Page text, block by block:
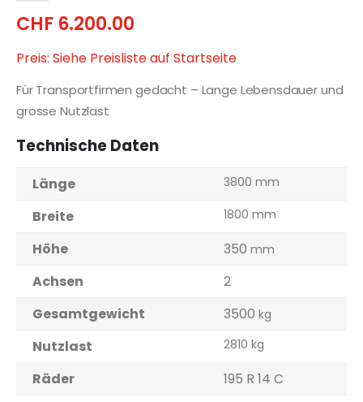
CHF 6.200.00
Preis: Siehe Preisliste auf Startseite
Für Transportfirmen gedacht – Lange Lebensdauer und
grosse Nutzlast
Technische Daten
Länge 3800 mm
Breite 1800 mm
Höhe 350 mm
Achsen
2
Gesamtgewicht
3500 kg
Nutzlast 2810 kg
Räder 195 R 14 C